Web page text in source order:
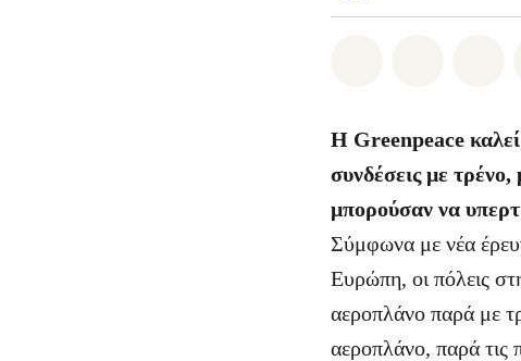
Η Greenpeace καλεί
συνδέσεις με
μπορούσαν να
Σύμφωνα με νέα
Eυρώπη, οι πόλεις
αεροπλάνο παρά με
αεροπλάνο, παρά τις